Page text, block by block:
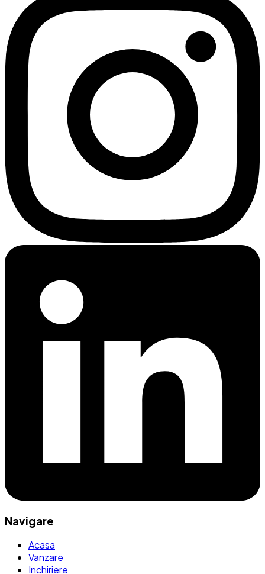
Navigare
Acasa
Vanzare
Inchiriere